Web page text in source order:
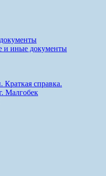
и иные документы
Краткая справка.
Малгобек